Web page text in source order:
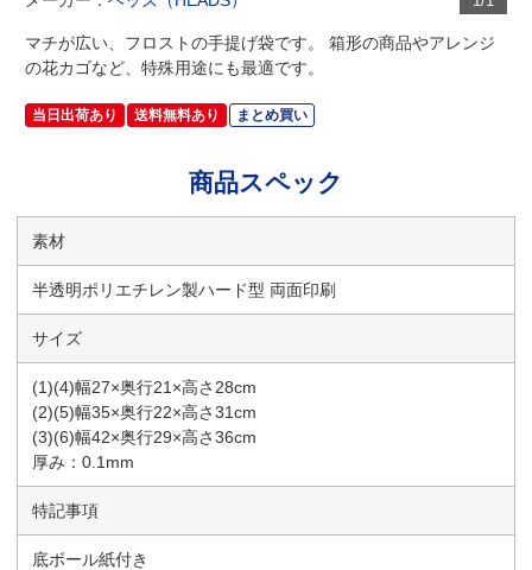
マチが広い、フロストの手提げ袋です。 箱形の商品やアレンジ
の花カゴなど、特殊用途にも最適です。
当日出荷あり 送料無料あり まとめ買い
商品スペック
素材
半透明ポリエチレン製ハード型 両面印刷
サイズ
(1)(4)幅27×奥行21×高さ28cm
(2)(5)幅35×奥行22×高さ31cm
(3)(6)幅42×奥行29×高さ36cm
厚み：0.1mm
特記事項
底ボール紙付き